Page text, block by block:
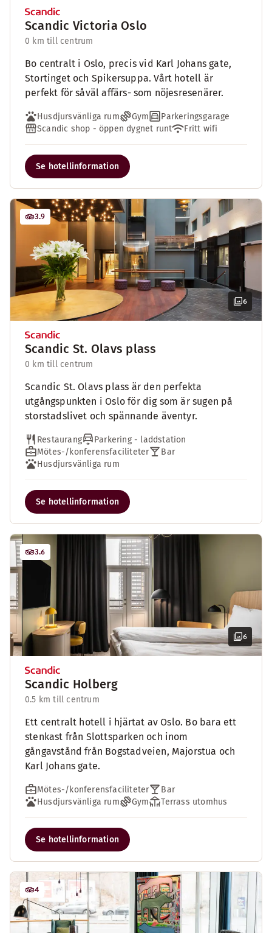
Scandic Victoria Oslo
0 km till centrum
Bo centralt i Oslo, precis vid Karl Johans gate,
Stortinget och Spikersuppa. Vårt hotell är
perfekt för såväl affärs- som nöjesresenärer.
Husdjursvänliga rum Gym
Parkeringsgarage
Scandic shop - öppen dygnet runt
Fritt wifi
Se hotellinformation
6
3.9
Scandic St. Olavs plass
0 km till centrum
Scandic St. Olavs plass är den perfekta
utgångspunkten i Oslo för dig som är sugen på
storstadslivet och spännande äventyr.
Restaurang
Parkering - laddstation
Mötes-/konferensfaciliteter
Bar
Husdjursvänliga rum
Se hotellinformation
6
3.6
Scandic Holberg
0.5 km till centrum
Ett centralt hotell i hjärtat av Oslo. Bo bara ett
stenkast från Slottsparken och inom
gångavstånd från Bogstadveien, Majorstua och
Karl Johans gate.
Mötes-/konferensfaciliteter
Bar
Husdjursvänliga rum
Gym Terrass utomhus
Se hotellinformation
4